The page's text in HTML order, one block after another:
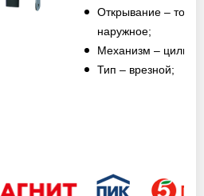
Открывание –
наружное;
Механизм –
Тип – врезной;